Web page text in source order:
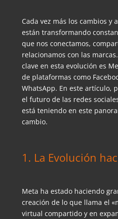
Cada vez más los cambios y
están transformando
que nos conectamos,
relacionamos con las
clave en esta evolución es
de plataformas como
WhatsApp. En este artículo,
el futuro de las redes
está teniendo en este
cambio.
1. La Evolución
Meta ha estado haciendo
creación de lo que llama el
virtual compartido y en